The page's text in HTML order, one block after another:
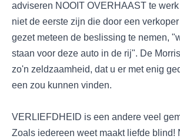
adviseren NOOIT OVERHAAST te
niet de eerste zijn die door een
gezet meteen de beslissing te nemen,
staan voor deze auto in de rij". De
zo'n zeldzaamheid, dat u er met enig
een zou kunnen vinden.
VERLIEFDHEID is een andere veel
Zoals iedereen weet maakt liefde blind!